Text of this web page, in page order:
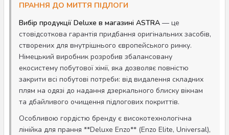
ПРАННЯ ДО МИТТЯ ПІДЛОГИ
Вибір продукції Deluxe в магазині ASTRA — це
стовідсоткова гарантія придбання оригінальних засобів,
створених для внутрішнього європейського ринку.
Німецький виробник розробив збалансовану
екосистему побутової хімії, яка дозволяє повністю
закрити всі побутові потреби: від видалення складних
плям на одязі до надання дзеркального блиску вікнам
та дбайливого очищення підлогових покриттів.
Особливою гордістю бренду є високотехнологічна
лінійка для прання **Deluxe Enzo** (Enzo Elite, Universal),